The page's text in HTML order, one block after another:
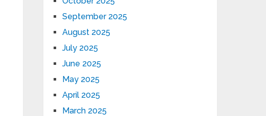
September 2025
August 2025
July 2025
June 2025
May 2025
April 2025
March 2025